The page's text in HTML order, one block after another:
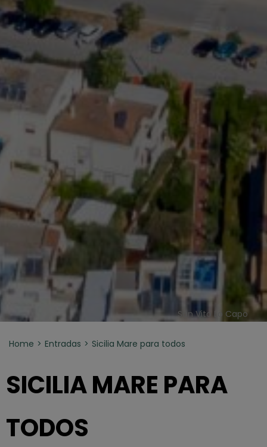
San Vito Lo Capo
Home Entradas Sicilia Mare para todos
SICILIA MARE PARA
TODOS